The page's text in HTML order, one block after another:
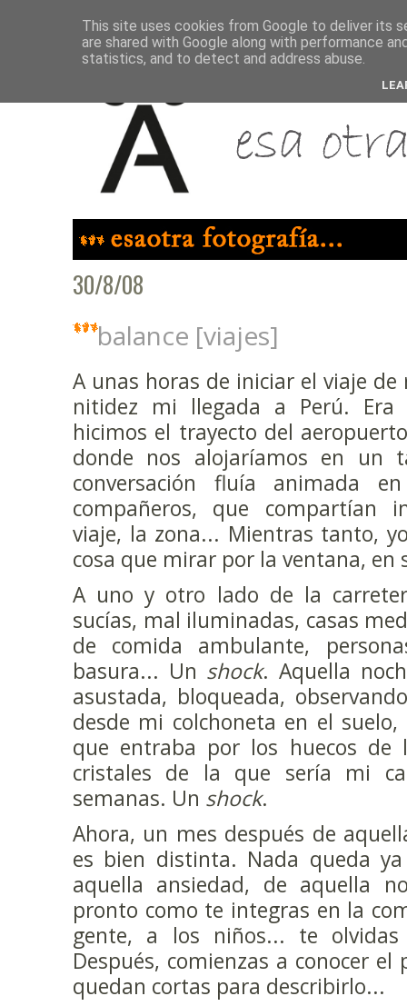
30/8/08
balance [viajes]
A unas horas de iniciar el viaje de
nitidez mi llegada a Perú. Era
hicimos el trayecto del
donde nos alojaríamos en un
conversación fluía animada
compañeros, que compartían
viaje, la zona... Mientras tanto,
cosa que mirar por la ventana, en
A uno y otro lado de la
sucías, mal iluminadas, casas
de comida ambulante,
basura... Un shock. Aquella
asustada, bloqueada,
desde mi colchoneta en el
que entraba por los huecos de
cristales de la que sería mi
semanas. Un shock.
Ahora, un mes después de
es bien distinta. Nada queda
aquella ansiedad, de aquella
pronto como te integras en la
gente, a los niños... te
Después, comienzas a conocer
quedan cortas para describirlo...
This site uses cookies from Google to deliver its
are shared with Google along with performance
statistics, and to detect and address abuse.